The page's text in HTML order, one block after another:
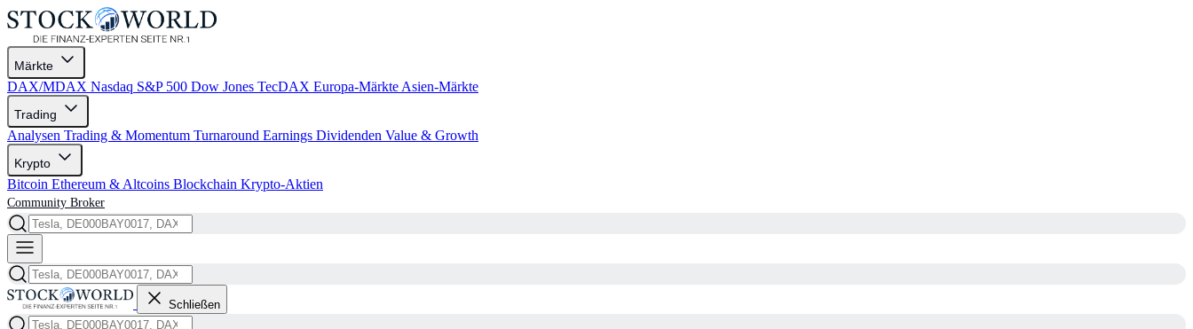
Märkte
DAX/MDAX Nasdaq S&P 500 Dow Jones TecDAX Europa-Märkte Asien-Märkte
Trading
Analysen Trading & Momentum Turnaround Earnings Dividenden Value & Growth
Krypto
Bitcoin Ethereum & Altcoins Blockchain Krypto-Aktien
Community Broker
Schließen